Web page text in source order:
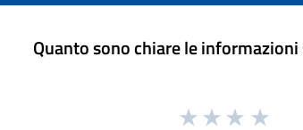
Quanto sono chiare le